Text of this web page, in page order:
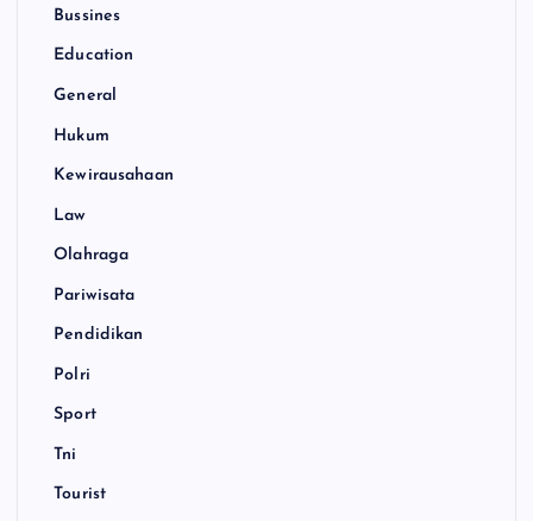
Bussines
Education
General
Hukum
Kewirausahaan
Law
Olahraga
Pariwisata
Pendidikan
Polri
Sport
Tni
Tourist